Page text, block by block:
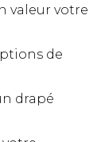
valeur votre
de
drapé